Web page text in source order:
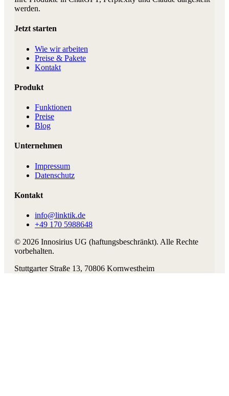
werden.
Jetzt starten
Wie wir arbeiten
Preise & Pakete
Kontakt
Produkt
Funktionen
Preise
Blog
Unternehmen
Impressum
Datenschutz
Kontakt
info@linktik.de
+49 170 5988648
© 2026 Innosirius UG (haftungsbeschränkt). Alle Rechte
vorbehalten.
Stuttgarter Straße 13, 70806 Kornwestheim